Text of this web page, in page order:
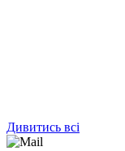
Дивитись всі